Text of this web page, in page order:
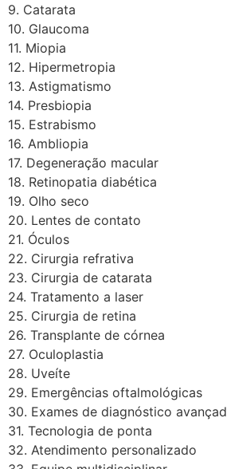
9. Catarata
10. Glaucoma
11. Miopia
12. Hipermetropia
13. Astigmatismo
14. Presbiopia
15. Estrabismo
16. Ambliopia
17. Degeneração macular
18. Retinopatia diabética
19. Olho seco
20. Lentes de contato
21. Óculos
22. Cirurgia refrativa
23. Cirurgia de catarata
24. Tratamento a laser
25. Cirurgia de retina
26. Transplante de córnea
27. Oculoplastia
28. Uveíte
29. Emergências oftalmológicas
30. Exames de diagnóstico
31. Tecnologia de ponta
32. Atendimento personalizado